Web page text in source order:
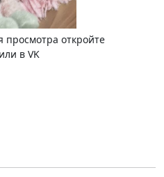
просмотра откройте
или в VK